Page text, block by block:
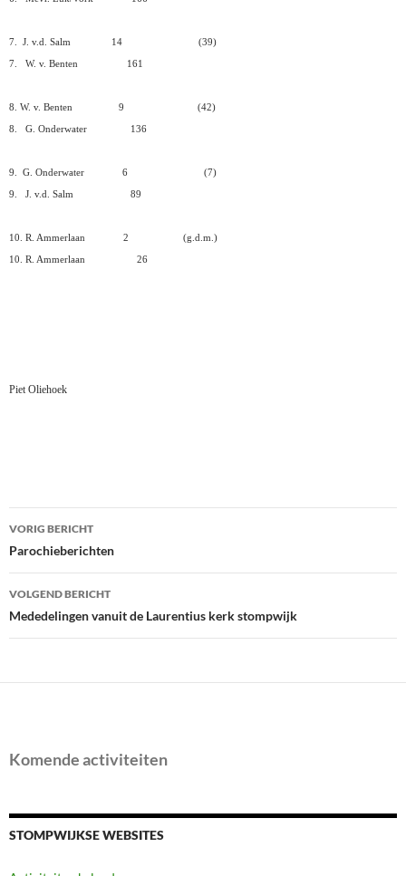
7. J. v.d. Salm 14 (39)
7. W. v. Benten 161
8. W. v. Benten 9 (42)
8. G. Onderwater 136
9. G. Onderwater 6 (7)
9. J. v.d. Salm 89
10. R. Ammerlaan 2 (g.d.m.)
10. R. Ammerlaan 26
Piet Oliehoek
Bericht
navigatie
VORIG BERICHT
Parochieberichten
VOLGEND BERICHT
Mededelingen vanuit de Laurentius kerk stompwijk
Komende activiteiten
STOMPWIJKSE WEBSITES